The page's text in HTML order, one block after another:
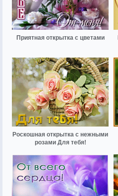
Приятная открытка с цветами
Роскошная открытка с нежными
розами Для тебя!